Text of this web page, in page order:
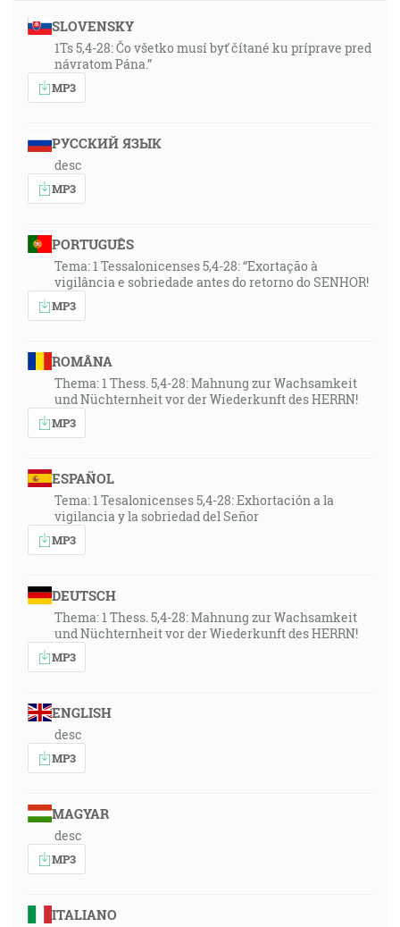
SLOVENSKY
1Ts 5,4-28: Čo všetko musí byť čítané ku príprave pred
návratom Pána.”
MP3
РУССКИЙ ЯЗЫК
desc
MP3
PORTUGUÊS
Tema: 1 Tessalonicenses 5,4-28: “Exortação à
vigilância e sobriedade antes do retorno do SENHOR!
MP3
ROMÂNA
Thema: 1 Thess. 5,4-28: Mahnung zur Wachsamkeit
und Nüchternheit vor der Wiederkunft des HERRN!
MP3
ESPAÑOL
Tema: 1 Tesalonicenses 5,4-28: Exhortación a la
vigilancia y la sobriedad del Señor
MP3
DEUTSCH
Thema: 1 Thess. 5,4-28: Mahnung zur Wachsamkeit
und Nüchternheit vor der Wiederkunft des HERRN!
MP3
ENGLISH
desc
MP3
MAGYAR
desc
MP3
ITALIANO